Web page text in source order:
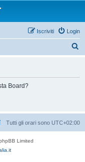
Login
Iscriviti
Board?
Tutti gli orari sono UTC+02:00
Limited